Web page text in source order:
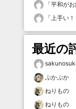
「平和が
「上手い！
最近の
ぷかぷか
ねりもの
ねりもの